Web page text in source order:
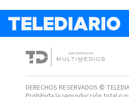
DERECHOS RESERVADOS ©